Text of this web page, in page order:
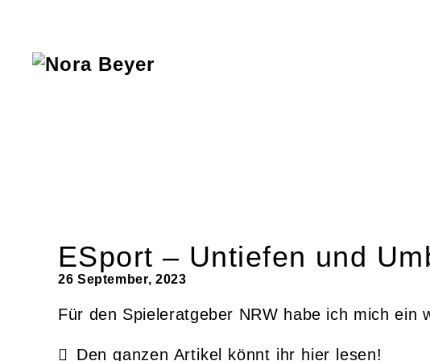
Nora
ESport – Untiefen und
26 September, 2023
Für den Spieleratgeber NRW habe ich mich ein
Den ganzen Artikel könnt ihr hier lesen!